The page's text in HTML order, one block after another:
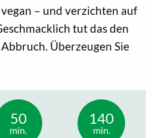
– und verzichten auf
tut das den
Überzeugen Sie
50
min.
140
min.